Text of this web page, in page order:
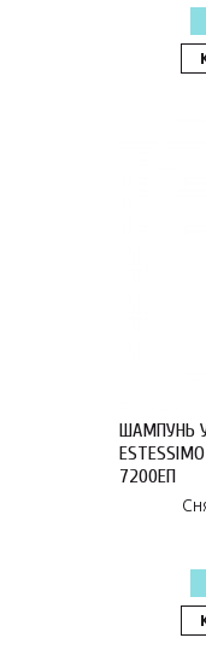
ШАМПУНЬ
7200ЕП